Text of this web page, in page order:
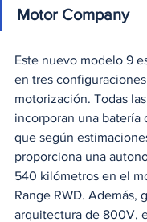
Motor Company
Este nuevo modelo 9
en tres
motorización. Todas
incorporan una batería
que según
proporciona una
540 kilómetros en el
Range RWD. Además,
arquitectura de 800V,